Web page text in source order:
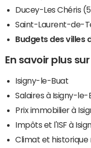
Ducey-Les Chéris
Saint-Laurent-de-
Budgets des villes
En savoir plus
Isigny-le-Buat
Salaires à Isigny-le-
Prix immobilier à
Impôts et l'ISF à
Climat et